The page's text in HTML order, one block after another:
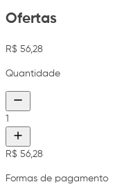
Ofertas
R$ 56,28
Quantidade
1
R$ 56,28
Formas de pagamento